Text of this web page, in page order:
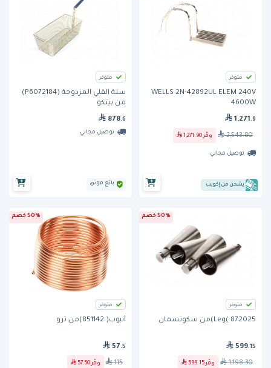
متوفر
WELLS 2N-42892UL ELEM 240V
4600W
1,271 .9
2,543.80 وفّر 1,271.90
توصيل مجاني
يشحن من إكويب
متوفر
سلة القلي المزدوجة (P6072184)
من بيتكو
878.6
توصيل مجاني
بائع موثق
50% خصم
متوفر
Leg( 872025)من سكوتسمان
599.15
1,198.30 وفّر 599.15
50% خصم
متوفر
أنبوب( 851142)من ترو
57 .5
115 وفّر 57.50